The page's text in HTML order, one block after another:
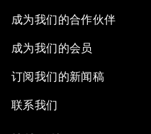
成为我们的合作伙伴
成为我们的会员
订阅我们的新闻稿
联系我们